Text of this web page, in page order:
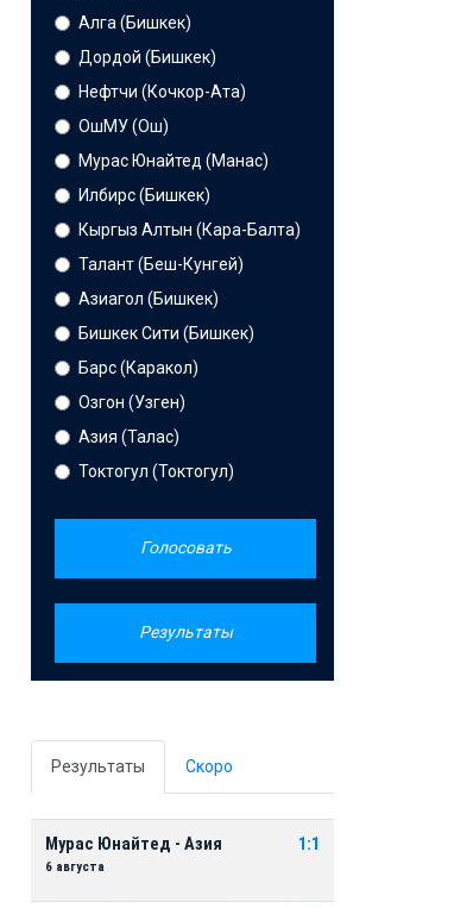
Алга (Бишкек)
Дордой (Бишкек)
Нефтчи (Кочкор-Ата)
ОшМУ (Ош)
Мурас Юнайтед (Манас)
Илбирс (Бишкек)
Кыргыз Алтын (Кара-Балта)
Талант (Беш-Кунгей)
Азиагол (Бишкек)
Бишкек Сити (Бишкек)
Барс (Каракол)
Озгон (Узген)
Азия (Талас)
Токтогул (Токтогул)
Голосовать
Результаты
Результаты Скоро
Мурас Юнайтед - Азия
6 августа
1:1